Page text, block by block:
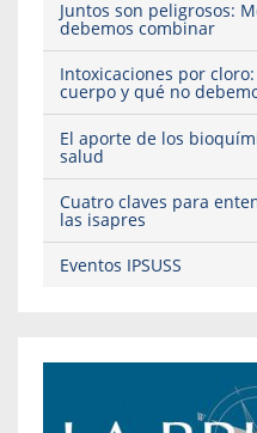
Juntos son peligrosos:
debemos combinar
Intoxicaciones por
cuerpo y qué no
El aporte de los
salud
Cuatro claves para
las isapres
Eventos IPSUSS